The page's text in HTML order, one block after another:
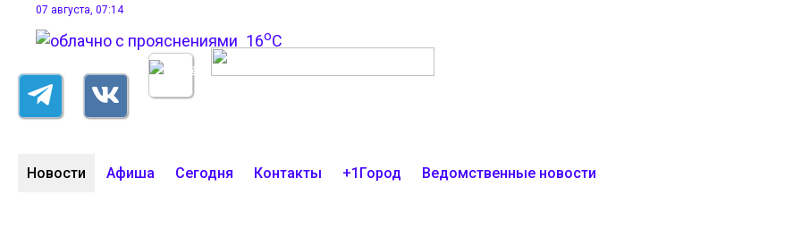
07 августа, 07:14
16oC
Новости Афиша Сегодня Контакты +1Город Ведомственные новости